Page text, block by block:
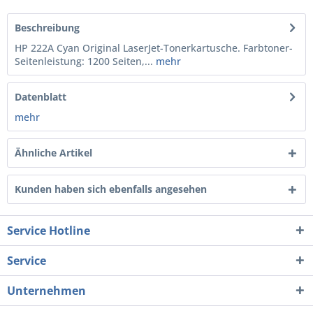
Beschreibung
HP 222A Cyan Original LaserJet-Tonerkartusche. Farbtoner-
Seitenleistung: 1200 Seiten,... mehr
Datenblatt
mehr
Ähnliche Artikel
Kunden haben sich ebenfalls angesehen
Service Hotline
Service
Unternehmen